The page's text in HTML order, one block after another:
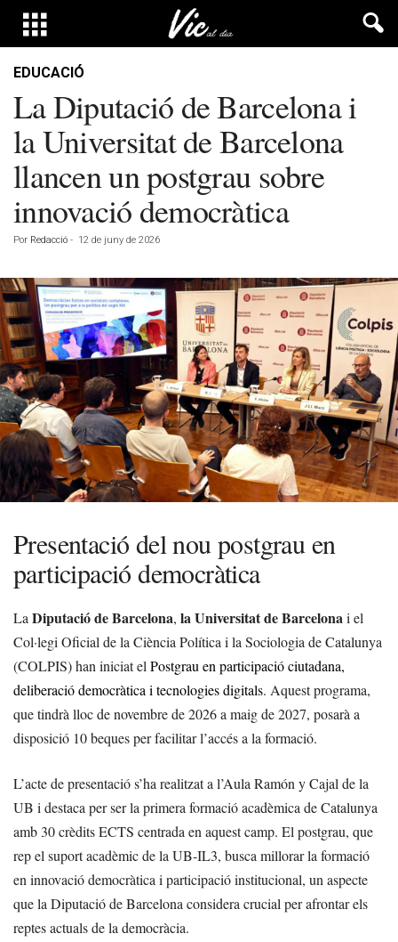
EDUCACIÓ
La Diputació de Barcelona i
la Universitat de Barcelona
llancen un postgrau sobre
innovació democràtica
Por Redacció - 12 de juny de 2026
Presentació del nou postgrau en
participació democràtica
La Diputació de Barcelona, la Universitat de Barcelonai el
Col·legi Oficial de la Ciència Política i la Sociologia de Catalunya
(COLPIS) han iniciat el Postgrau en participació ciutadana,
deliberació democràtica i tecnologies digitals. Aquest programa,
que tindrà lloc de novembre de 2026 a maig de 2027, posarà a
disposició 10 beques per facilitar l’accés a la formació.
L’acte de presentació s’ha realitzat a l’Aula Ramón y Cajal de la
UB i destaca per ser la primera formació acadèmica de Catalunya
amb 30 crèdits ECTS centrada en aquest camp. El postgrau, que
rep el suport acadèmic de la UB-IL3, busca millorar la formació
en innovació democràtica i participació institucional, un aspecte
que la Diputació de Barcelona considera crucial per afrontar els
reptes actuals de la democràcia.